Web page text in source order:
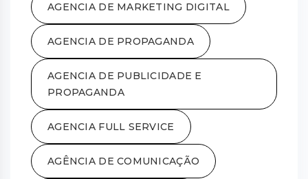
AGENCIA DE MARKETING DIGITAL
AGENCIA DE PROPAGANDA
AGENCIA DE PUBLICIDADE E
PROPAGANDA
AGENCIA FULL SERVICE
AGÊNCIA DE COMUNICAÇÃO